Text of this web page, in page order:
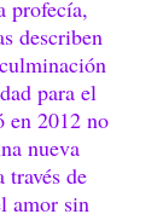
profecía,
describen
para el
en 2012 no
nueva
través de
amor sin